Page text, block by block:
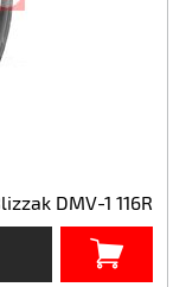
DMV-1 116R